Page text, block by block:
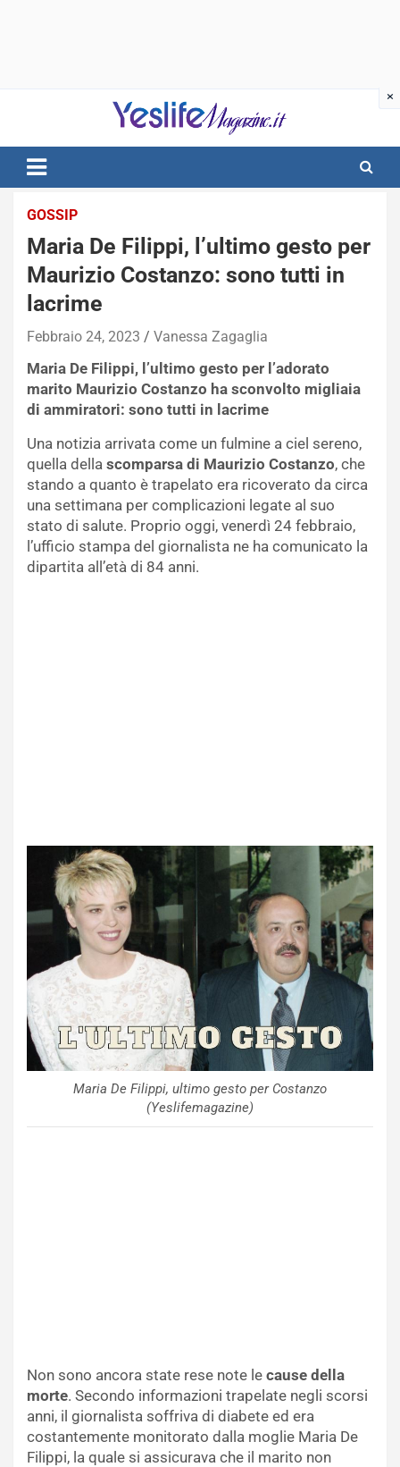
notizie di intrattenimento
GOSSIP
Maria De Filippi, l’ultimo gesto per
Maurizio Costanzo: sono tutti in
lacrime
Febbraio 24, 2023 Vanessa Zagaglia
Maria De Filippi, l’ultimo gesto per l’adorato
marito Maurizio Costanzo ha sconvolto migliaia
di ammiratori: sono tutti in lacrime
Una notizia arrivata come un fulmine a ciel sereno,
quella della scomparsa di Maurizio Costanzo, che
stando a quanto è trapelato era ricoverato da circa
una settimana per complicazioni legate al suo
stato di salute. Proprio oggi, venerdì 24 febbraio,
l’ufficio stampa del giornalista ne ha comunicato la
dipartita all’età di 84 anni.
Maria De Filippi, ultimo gesto per Costanzo
(Yeslifemagazine)
Non sono ancora state rese note le cause della
morte. Secondo informazioni trapelate negli scorsi
anni, il giornalista soffriva di diabete ed era
costantemente monitorato dalla moglie Maria De
Filippi, la quale si assicurava che il marito non